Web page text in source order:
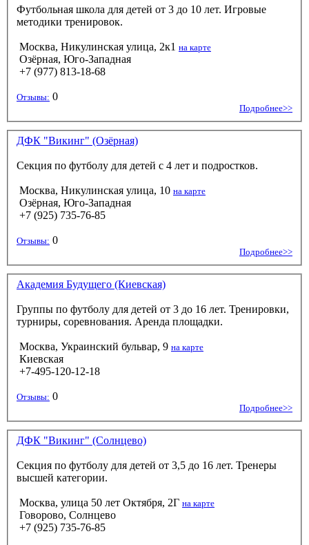
Футбольная школа для детей от 3 до 10 лет. Игровые
методики тренировок.
Москва, Никулинская улица, 2к1 на карте
Озёрная, Юго-Западная
+7 (977) 813-18-68
Отзывы: 0
Подробнее>>
ДФК "Викинг" (Озёрная)
Секция по футболу для детей с 4 лет и подростков.
Москва, Никулинская улица, 10 на карте
Озёрная, Юго-Западная
+7 (925) 735-76-85
Отзывы: 0
Подробнее>>
Академия Будущего (Киевская)
Группы по футболу для детей от 3 до 16 лет. Тренировки,
турниры, соревнования. Аренда площадки.
Москва, Украинский бульвар, 9 на карте
Киевская
+7-495-120-12-18
Отзывы: 0
Подробнее>>
ДФК "Викинг" (Солнцево)
Секция по футболу для детей от 3,5 до 16 лет. Тренеры
высшей категории.
Москва, улица 50 лет Октября, 2Г на карте
Говорово, Солнцево
+7 (925) 735-76-85